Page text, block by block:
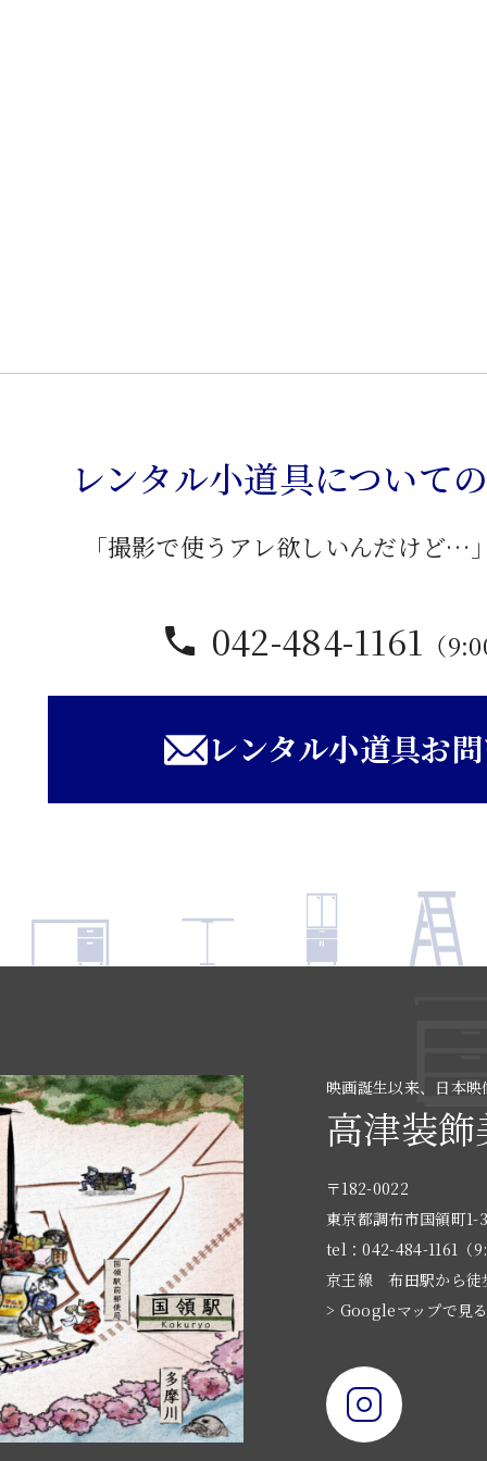
レンタル小道具について
「撮影で使うアレ欲しいんだけど…
042-484-1161 （
レンタル小道具お
映画誕生以来、日本
高津装
〒182-0022
東京都調布市国領町1-
tel：042-484-1161（
京王線 布田駅から徒
> Googleマップで見